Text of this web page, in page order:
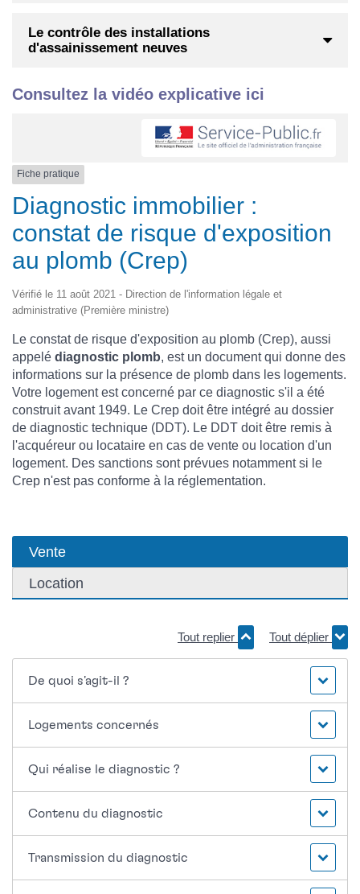
Le contrôle des installations
d'assainissement neuves
Consultez la vidéo explicative ici
Fiche pratique
Diagnostic immobilier :
constat de risque d'exposition
au plomb (Crep)
Vérifié le 11 août 2021 - Direction de l'information légale et
administrative (Première ministre)
Le constat de risque d'exposition au plomb (Crep), aussi
appelé diagnostic plomb, est un document qui donne des
informations sur la présence de plomb dans les logements.
Votre logement est concerné par ce diagnostic s'il a été
construit avant 1949. Le Crep doit être intégré au dossier
de diagnostic technique (DDT). Le DDT doit être remis à
l'acquéreur ou locataire en cas de vente ou location d'un
logement. Des sanctions sont prévues notamment si le
Crep n'est pas conforme à la réglementation.
Vente
Location
Tout replier Tout déplier
De quoi s'agit-il ?
Logements concernés
Qui réalise le diagnostic ?
Contenu du diagnostic
Transmission du diagnostic